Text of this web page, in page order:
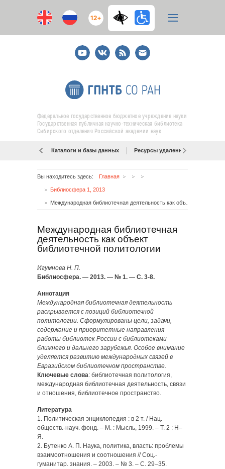
12+
YoutubeВКонтакте
RSS
E-
mail
подписка
Федеральное государственное бюджетное учреждение науки
Государственная публичная научно-техническая библиотека
Сибирского отделения Российской академии наук
Каталоги и базы данных Ресурсы удаленного доступа
Вы находитесь здесь: Главная
Библиосфера 1, 2013
Международная библиотечная
деятельность как объект
библиотечной политологии
Игумнова Н. П.
Библиосфера. — 2013. — № 1. — С. 3-8.
Аннотация
Международная библиотечная деятельность
раскрывается с позиций библиотечной
политологии. Сформулированы цели, задачи,
содержание и приоритетные направления
работы библиотек России с библиотеками
ближнего и дальнего зарубежья. Особое внимание
уделяется развитию международных связей в
Евразийском библиотечном пространстве.
Ключевые слова: библиотечная политология,
международная библиотечная деятельность, связи
и отношения, библиотечное пространство.
Литература
1. Политическая энциклопедия : в 2 т. / Нац.
обществ.-науч. фонд. – М. : Мысль, 1999. – Т. 2 : Н–
Я.
2. Бутенко А. П. Наука, политика, власть: проблемы
взаимоотношения и соотношения // Соц.-
гуманитар. знания. – 2003. – № 3. – С. 29–35.